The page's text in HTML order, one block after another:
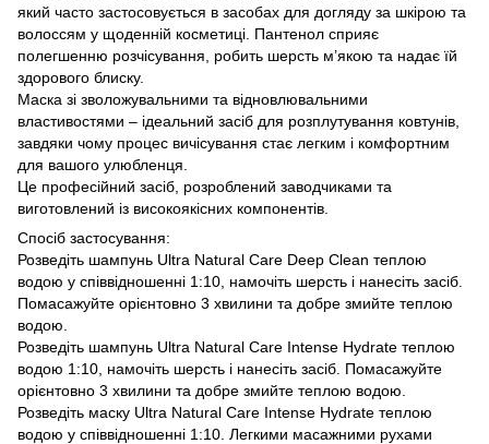
який часто застосовується в засобах для догляду за шкірою та
волоссям у щоденній косметиці. Пантенол сприяє
полегшенню розчісування, робить шерсть м’якою та надає їй
здорового блиску.
Маска зі зволожувальними та відновлювальними
властивостями – ідеальний засіб для розплутування ковтунів,
завдяки чому процес вичісування стає легким і комфортним
для вашого улюбленця.
Це професійний засіб, розроблений заводчиками та
виготовлений із високоякісних компонентів.
Спосіб застосування:
Розведіть шампунь Ultra Natural Care Deep Clean теплою
водою у співвідношенні 1:10, намочіть шерсть і нанесіть засіб.
Помасажуйте орієнтовно 3 хвилини та добре змийте теплою
водою.
Розведіть шампунь Ultra Natural Care Intense Hydrate теплою
водою 1:10, намочіть шерсть і нанесіть засіб. Помасажуйте
орієнтовно 3 хвилини та добре змийте теплою водою.
Розведіть маску Ultra Natural Care Intense Hydrate теплою
водою у співвідношенні 1:10. Легкими масажними рухами